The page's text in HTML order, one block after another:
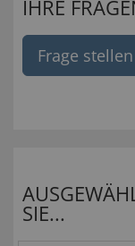
IHRE
Frage stellen
SIE...